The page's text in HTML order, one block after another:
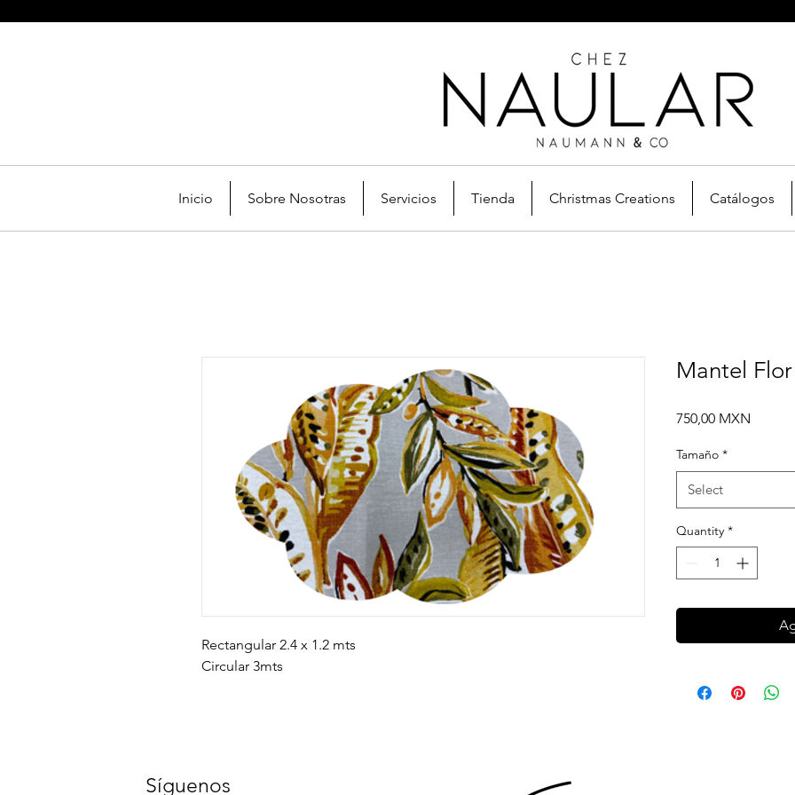
Inicio Sobre Nosotras Servicios Tienda Christmas Creations Catálogos
Rectangular 2.4 x 1.2 mts
Circular 3mts
Mantel
750,00 MXN
Tamaño *
Select
Quantity *
Síguenos